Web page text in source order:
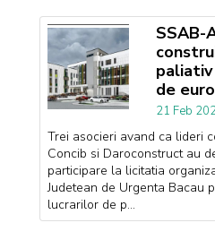
SSAB-
de
21 Feb
Trei asocieri avand ca lideri
Concib si Daroconstruct au
participare la licitatia
Judetean de Urgenta Bacau
lucrarilor de p...